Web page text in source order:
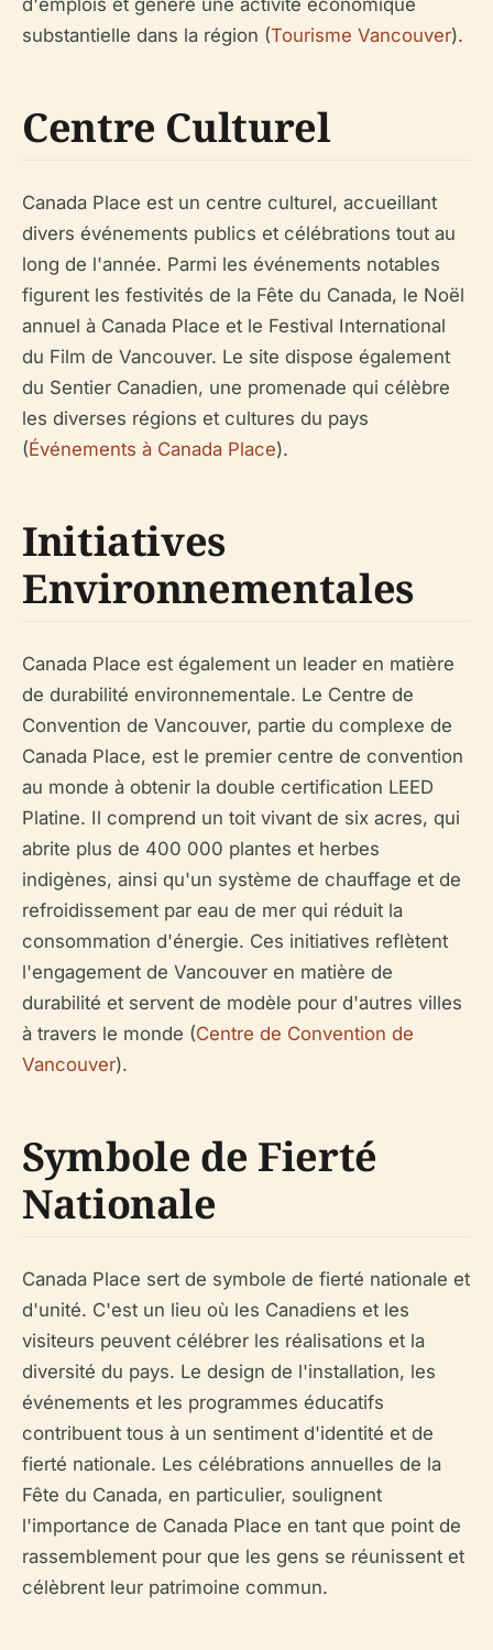
substantielle dans la région (Tourisme Vancouver).
Centre Culturel
Canada Place est un centre culturel, accueillant
divers événements publics et célébrations tout au
long de l'année. Parmi les événements notables
figurent les festivités de la Fête du Canada, le Noël
annuel à Canada Place et le Festival International
du Film de Vancouver. Le site dispose également
du Sentier Canadien, une promenade qui célèbre
les diverses régions et cultures du pays
(Événements à Canada Place).
Initiatives
Environnementales
Canada Place est également un leader en matière
de durabilité environnementale. Le Centre de
Convention de Vancouver, partie du complexe de
Canada Place, est le premier centre de convention
au monde à obtenir la double certification LEED
Platine. Il comprend un toit vivant de six acres, qui
abrite plus de 400 000 plantes et herbes
indigènes, ainsi qu'un système de chauffage et de
refroidissement par eau de mer qui réduit la
consommation d'énergie. Ces initiatives reflètent
l'engagement de Vancouver en matière de
durabilité et servent de modèle pour d'autres villes
à travers le monde (Centre de Convention de
Vancouver).
Symbole de Fierté
Nationale
Canada Place sert de symbole de fierté nationale et
d'unité. C'est un lieu où les Canadiens et les
visiteurs peuvent célébrer les réalisations et la
diversité du pays. Le design de l'installation, les
événements et les programmes éducatifs
contribuent tous à un sentiment d'identité et de
fierté nationale. Les célébrations annuelles de la
Fête du Canada, en particulier, soulignent
l'importance de Canada Place en tant que point de
rassemblement pour que les gens se réunissent et
célèbrent leur patrimoine commun.